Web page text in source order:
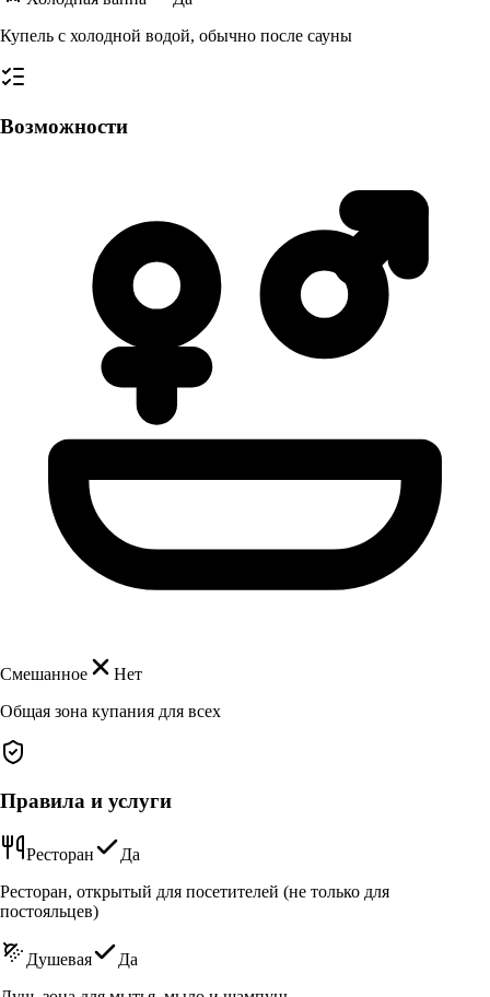
Купель с холодной водой, обычно после сауны
Возможности
Смешанное
Нет
Общая зона купания для всех
Правила и услуги
Ресторан
Да
Ресторан, открытый для посетителей (не только для
постояльцев)
Душевая
Да